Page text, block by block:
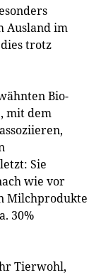
Ausland im
trotz
Bio-
mit dem
Sie
wie vor
Milchprodukte
30%
Tierwohl,